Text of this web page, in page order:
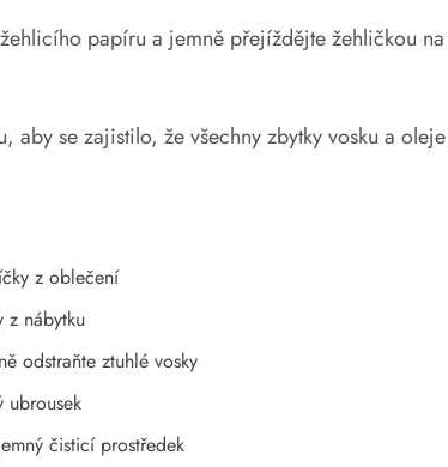
papíru a jemně přejíždějte žehličkou
se zajistilo, že všechny zbytky vosku a
z oblečení
z nábytku
odstraňte ztuhlé vosky
ubrousek
čisticí prostředek